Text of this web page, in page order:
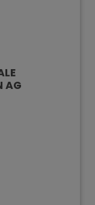
AG